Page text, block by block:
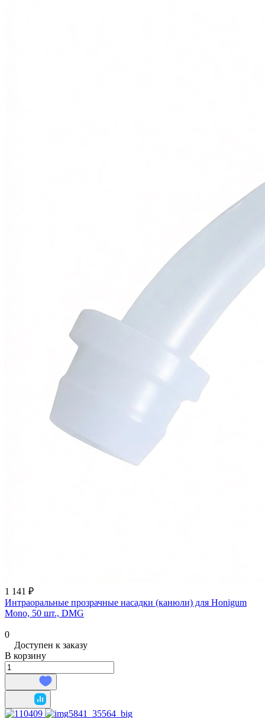
1 141 ₽
Интраоральные прозрачные насадки (канюли) для Honigum
Mono, 50 шт., DMG
0
Доступен к заказу
В корзину